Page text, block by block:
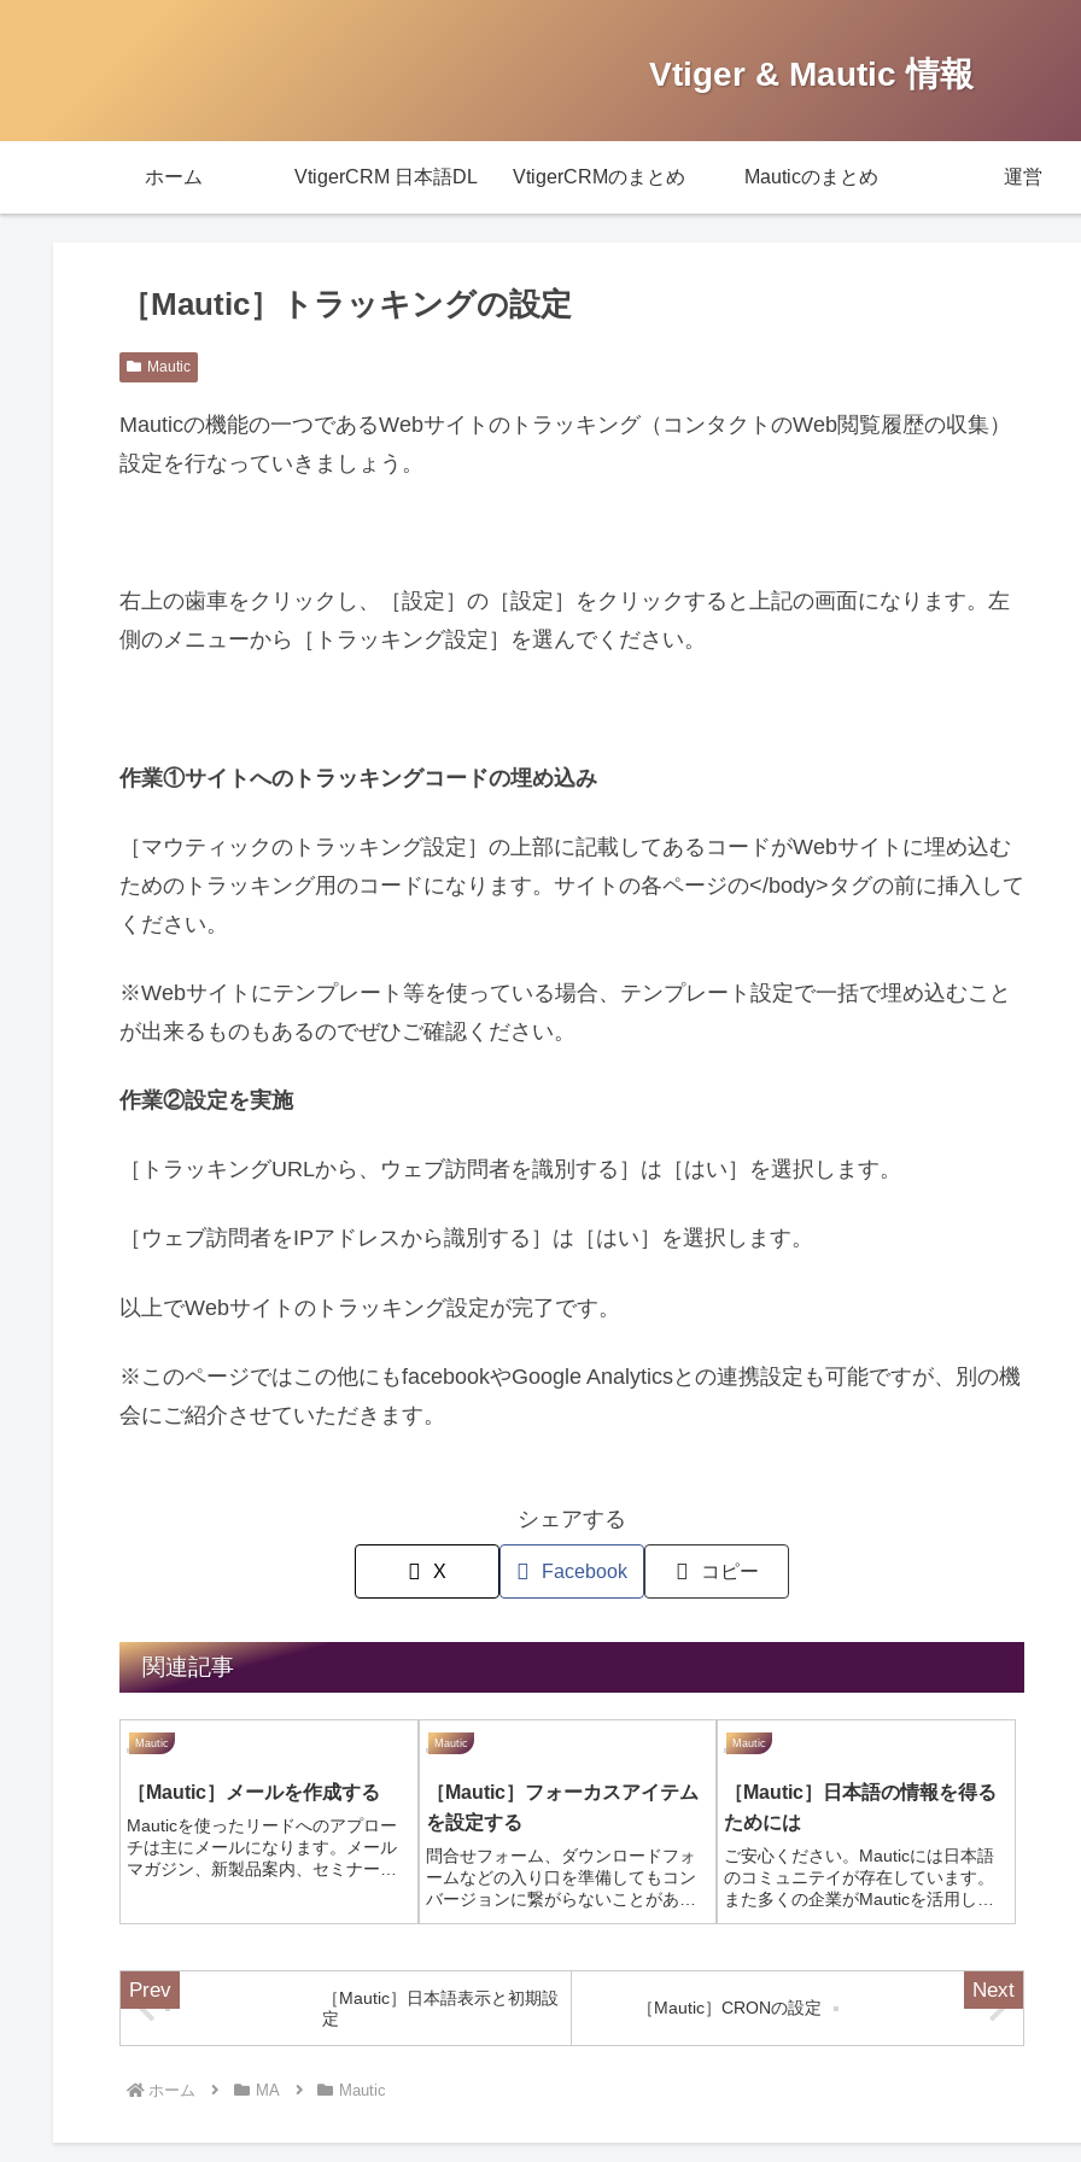
Vtiger & Mautic 情報
ホーム VtigerCRM 日本語DL VtigerCRMのまとめ Mauticのまとめ 運営
［Mautic］トラッキングの設定
Mautic
Mauticの機能の一つであるWebサイトのトラッキング（コンタクトのWeb閲覧履歴の収集）
設定を行なっていきましょう。
右上の歯車をクリックし、［設定］の［設定］をクリックすると上記の画面になります。左
側のメニューから［トラッキング設定］を選んでください。
作業①サイトへのトラッキングコードの埋め込み
［マウティックのトラッキング設定］の上部に記載してあるコードがWebサイトに埋め込む
ためのトラッキング用のコードになります。サイトの各ページの</body>タグの前に挿入して
ください。
※Webサイトにテンプレート等を使っている場合、テンプレート設定で一括で埋め込むこと
が出来るものもあるのでぜひご確認ください。
作業②設定を実施
［トラッキングURLから、ウェブ訪問者を識別する］は［はい］を選択します。
［ウェブ訪問者をIPアドレスから識別する］は［はい］を選択します。
以上でWebサイトのトラッキング設定が完了です。
※このページではこの他にもfacebookやGoogle Analyticsとの連携設定も可能ですが、別の機
会にご紹介させていただきます。
シェアする
X Facebook コピー
関連記事
Mautic
［Mautic］メールを作成する
Mauticを使ったリードへのアプロー
チは主にメールになります。メール
マガジン、新製品案内、セミナーの
す。今回はメ...
Mautic
［Mautic］フォーカスアイテム
を設定する
問合せフォーム、ダウンロードフォ
ームなどの入り口を準備してもコン
バージョンに繋がらないことがあり
ます。そんな時に力を発揮するのが
クセスしたときにポップアップ表示
される案内用のコ...
Mautic
［Mautic］日本語の情報を得る
ためには
ご安心ください。Mauticには日本語
のコミュニテイが存在しています。
また多くの企業がMauticを活用した
サービスソリューションを展開して
のブログ記事がアップされていま
す。日...
［Mautic］日本語表示と初期設
定
［Mautic］CRONの設定
ホーム MA Mautic